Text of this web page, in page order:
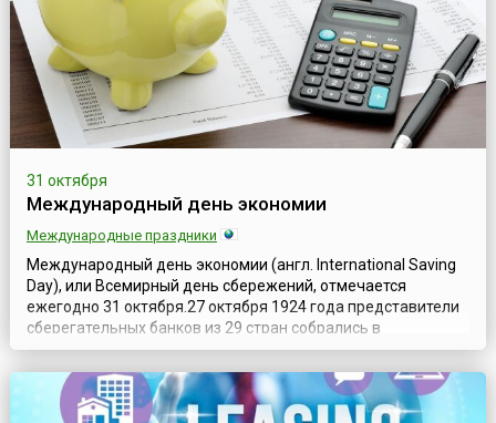
31 октября
Международный день экономии
Международные праздники
Международный день экономии (англ. International Saving
Day), или Всемирный день сбережений, отмечается
ежегодно 31 октября.27 октября 1924 года представители
сберегательных банков из 29 стран собрались в
итальянском Милане на свой Первый международный
конгресс сберегательных банков (англ. 1st International
Savings Bank Congress).В последний день конгресса — 31
октября — родилась идея, зак...